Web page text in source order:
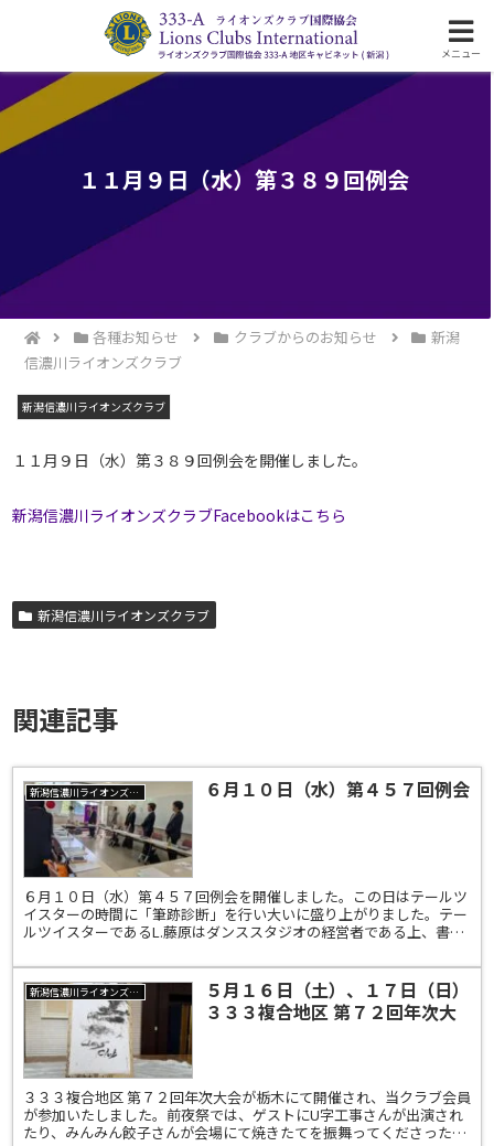
ライオンズクラブ国際協会333-A地区の活動
１１月９日（水）第３８９回例会
各種お知らせ クラブからのお知らせ
新潟
信濃川ライオンズクラブ
新潟信濃川ライオンズクラブ
１１月９日（水）第３８９回例会を開催しました。
新潟信濃川ライオンズクラブFacebookはこちら
新潟信濃川ライオンズクラブ
関連記事
新潟信濃川ライオンズクラブ ６月１０日（水）第４５７回例会
６月１０日（水）第４５７回例会を開催しました。この日はテールツ
イスターの時間に「筆跡診断」を行い大いに盛り上がりました。テー
ルツイスターであるL.藤原はダンススタジオの経営者である上、書道
新潟信濃川ライオンズクラブ
５月１６日（土）、１７日（日）
３３３複合地区 第７２回年次大
３３３複合地区 第７２回年次大会が栃木にて開催され、当クラブ会員
が参加いたしました。前夜祭では、ゲストにU字工事さんが出演され
たり、みんみん餃子さんが会場にて焼きたてを振舞ってくださったり
メニュー